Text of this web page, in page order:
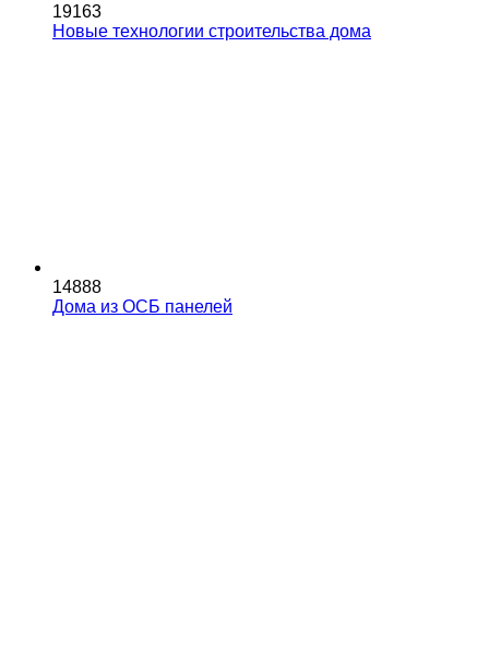
19163
Новые технологии строительства дома
14888
Дома из ОСБ панелей